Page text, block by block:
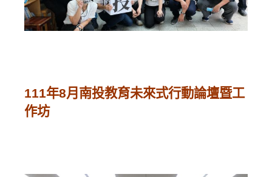
111年8月南投教育未來式行動論壇暨工
作坊